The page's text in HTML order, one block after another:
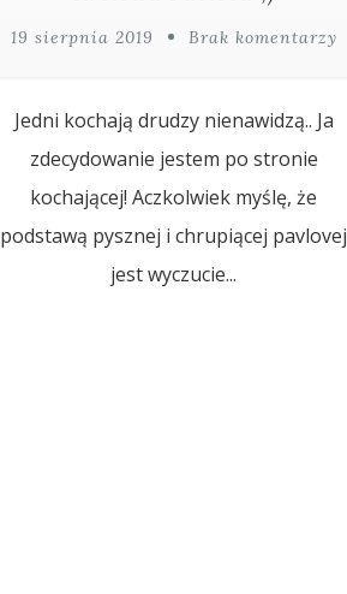
19 sierpnia 2019 Brak komentarzy
Jedni kochają drudzy nienawidzą.. Ja
zdecydowanie jestem po stronie
kochającej! Aczkolwiek myślę, że
podstawą pysznej i chrupiącej pavlovej
jest wyczucie...